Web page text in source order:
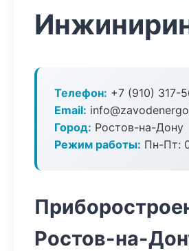
Телефон: +7 (910) 317-
Email:
Город: Ростов-на-Дону
Режим работы: Пн-Пт:
Ростов-на-